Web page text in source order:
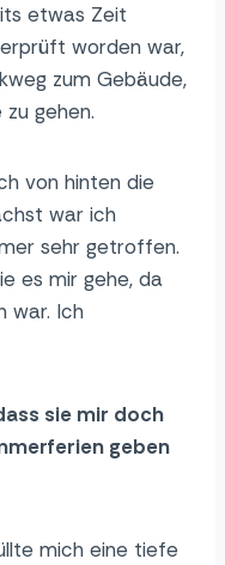
etwas Zeit
worden war,
zum Gebäude,
gehen.
von hinten die
war ich
sehr getroffen.
es mir gehe, da
war. Ich
sie mir doch
geben
mich eine tiefe